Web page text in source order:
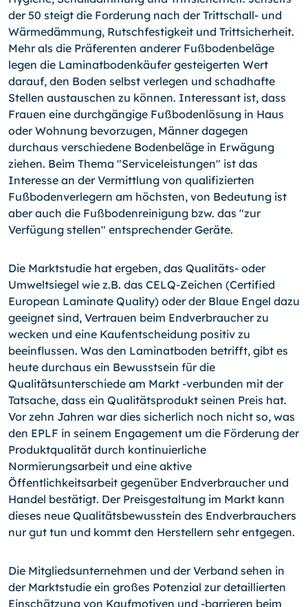
der 50 steigt die Forderung nach der Trittschall- und
Wärmedämmung, Rutschfestigkeit und Trittsicherheit.
Mehr als die Präferenten anderer Fußbodenbeläge
legen die Laminatbodenkäufer gesteigerten Wert
darauf, den Boden selbst verlegen und schadhafte
Stellen austauschen zu können. Interessant ist, dass
Frauen eine durchgängige Fußbodenlösung in Haus
oder Wohnung bevorzugen, Männer dagegen
durchaus verschiedene Bodenbeläge in Erwägung
ziehen. Beim Thema "Serviceleistungen" ist das
Interesse an der Vermittlung von qualifizierten
Fußbodenverlegern am höchsten, von Bedeutung ist
aber auch die Fußbodenreinigung bzw. das "zur
Verfügung stellen" entsprechender Geräte.
Die Marktstudie hat ergeben, das Qualitäts- oder
Umweltsiegel wie z.B. das CELQ-Zeichen (Certified
European Laminate Quality) oder der Blaue Engel dazu
geeignet sind, Vertrauen beim Endverbraucher zu
wecken und eine Kaufentscheidung positiv zu
beeinflussen. Was den Laminatboden betrifft, gibt es
heute durchaus ein Bewusstsein für die
Qualitätsunterschiede am Markt -verbunden mit der
Tatsache, dass ein Qualitätsprodukt seinen Preis hat.
Vor zehn Jahren war dies sicherlich noch nicht so, was
den EPLF in seinem Engagement um die Förderung der
Produktqualität durch kontinuierliche
Normierungsarbeit und eine aktive
Öffentlichkeitsarbeit gegenüber Endverbraucher und
Handel bestätigt. Der Preisgestaltung im Markt kann
dieses neue Qualitätsbewusstein des Endverbrauchers
nur gut tun und kommt den Herstellern sehr entgegen.
Die Mitgliedsunternehmen und der Verband sehen in
der Marktstudie ein großes Potenzial zur detaillierten
Einschätzung von Kaufmotiven und -barrieren beim